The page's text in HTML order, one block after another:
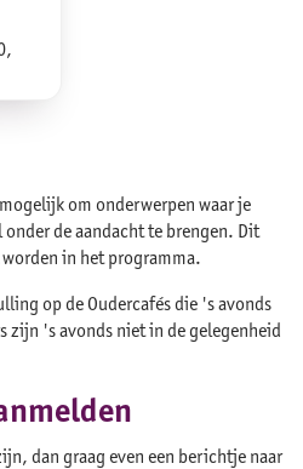
om onderwerpen waar je
de aandacht te brengen. Dit
in het programma.
op de Oudercafés die 's avonds
zijn 's avonds niet in de gelegenheid
dan graag even een berichtje naar